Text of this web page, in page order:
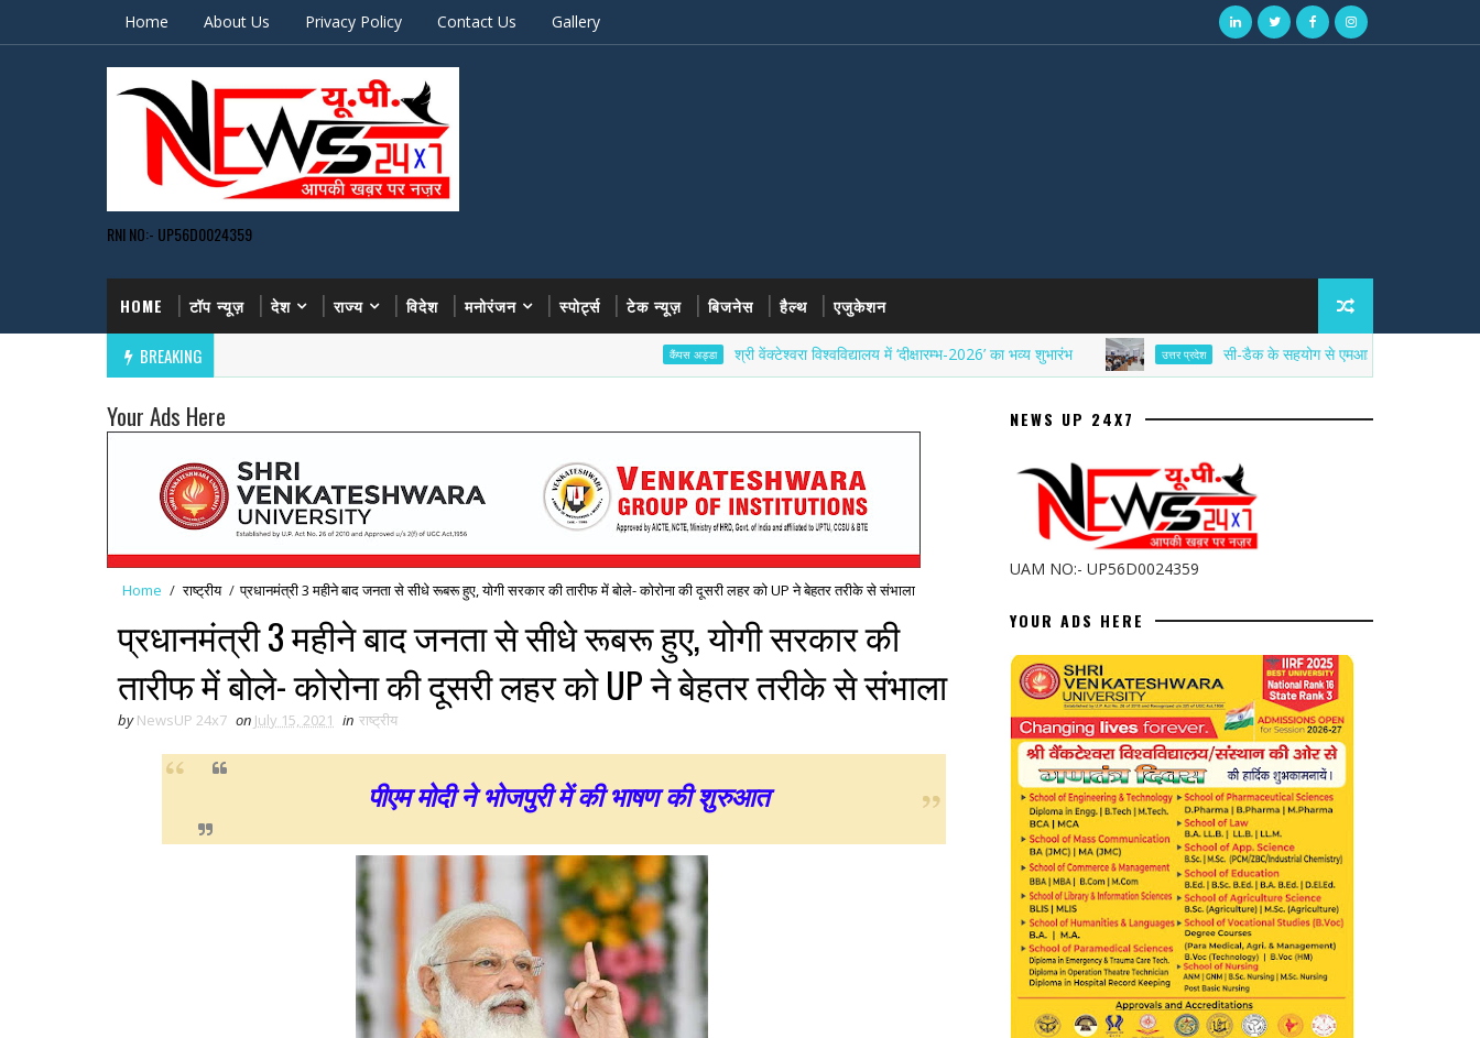
Home About Us Privacy Policy Contact Us Gallery
RNI NO:- UP56D0024359
HOME टॉप न्यूज़ देश राज्य विदेश मनोरंजन स्पोर्ट्स टेक न्यूज़ बिजनेस हैल्थ एजुकेशन
BREAKING श्री वेंक्टेश्वरा विश्वविद्यालय में ‘दीक्षारम्भ-2026’ का भव्य शुभारंभ उत्तर प्रदेश सी-डैक के सहयोग से एमआईईटी में साइबर सिक्योरिटी
Your Ads Here
Home / राष्ट्रीय / प्रधानमंत्री 3 महीने बाद जनता से सीधे रूबरू हुए, योगी सरकार की तारीफ में बोले- कोरोना की दूसरी लहर को UP ने बेहतर तरीके से संभाला
प्रधानमंत्री 3 महीने बाद जनता से सीधे रूबरू हुए, योगी सरकार की
तारीफ में बोले- कोरोना की दूसरी लहर को UP ने बेहतर तरीके से संभाला
by NewsUP 24x7 on July 15, 2021 in राष्ट्रीय
पीएम मोदी ने भोजपुरी में की भाषण की शुरुआत
NEWS UP 24X7
UAM NO:- UP56D0024359
YOUR ADS HERE